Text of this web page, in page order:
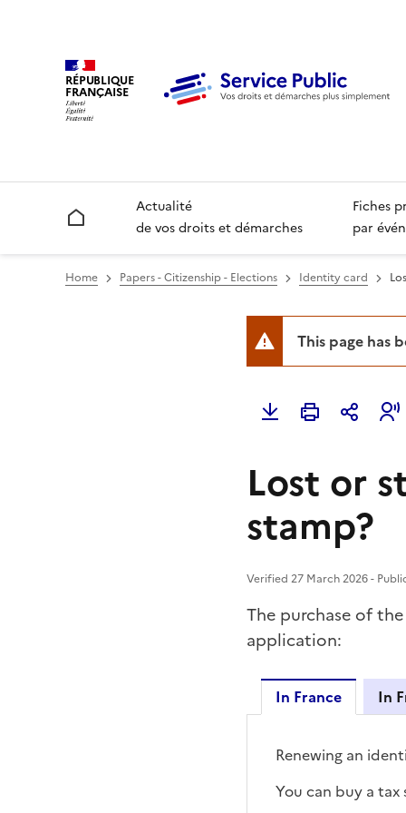
RÉPUBLIQUE
FRANÇAISE
Accueil
Actualité
de vos droits et démarches
Fiches
par
Home Papers - Citizenship - Elections Identity card
This page
Lost or
stamp?
Verified 27 March 2026 -
The purchase of
application:
In France In
In France
Renewing an
You can buy a